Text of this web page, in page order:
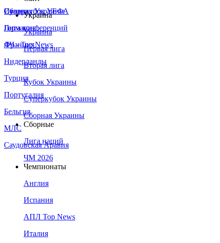
Сборная Украины
Италия
Германия
Франция
Нидерланды
Турция
Португалия
Бельгия
МЛС
Саудовская Аравия
Суперкубок УЕФА
Лига конференций
ЛЧ - Top News
Украина
Украина
Первая лига
Вторая лига
Кубок Украины
Суперкубок Украины
Сборная Украины
Сборные
Лига наций
ЧМ 2026
Чемпионаты
Англия
Испания
АПЛ Top News
Италия